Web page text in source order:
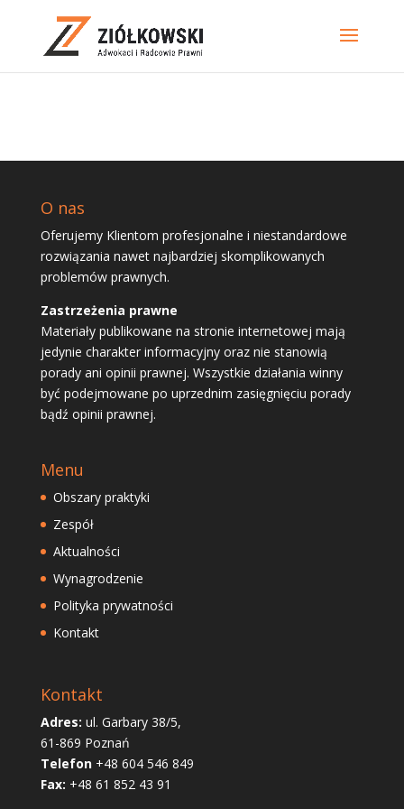
O nas
Oferujemy Klientom profesjonalne i niestandardowe
rozwiązania nawet najbardziej skomplikowanych
problemów prawnych.
Zastrzeżenia prawne
Materiały publikowane na stronie internetowej mają
jedynie charakter informacyjny oraz nie stanowią
porady ani opinii prawnej. Wszystkie działania winny
być podejmowane po uprzednim zasięgnięciu porady
bądź opinii prawnej.
Menu
Obszary praktyki
Zespół
Aktualności
Wynagrodzenie
Polityka prywatności
Kontakt
Kontakt
Adres: ul. Garbary 38/5,
61-869 Poznań
Telefon+48 604 546 849
Fax: +48 61 852 43 91